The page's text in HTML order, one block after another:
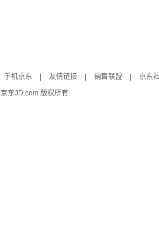
手机京东 友情链接 销售联盟 京东
京东JD.com 版权所有